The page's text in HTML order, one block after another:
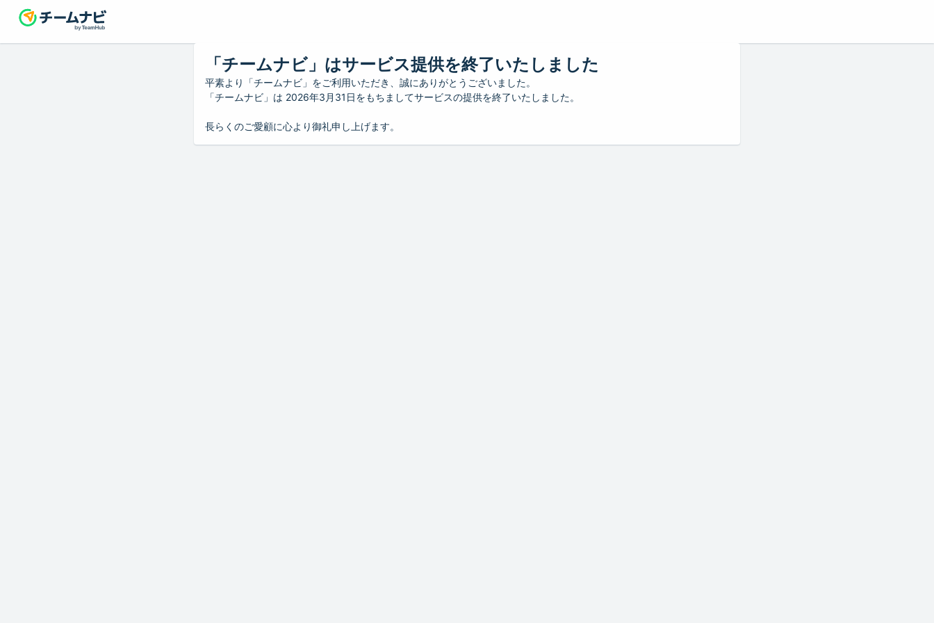
「チームナビ」はサービス提供を終了いたしました
平素より「チームナビ」をご利用いただき、誠にありがとうございました。
「チームナビ」は 2026年3月31日をもちましてサービスの提供を終了いたしました。
長らくのご愛顧に心より御礼申し上げます。